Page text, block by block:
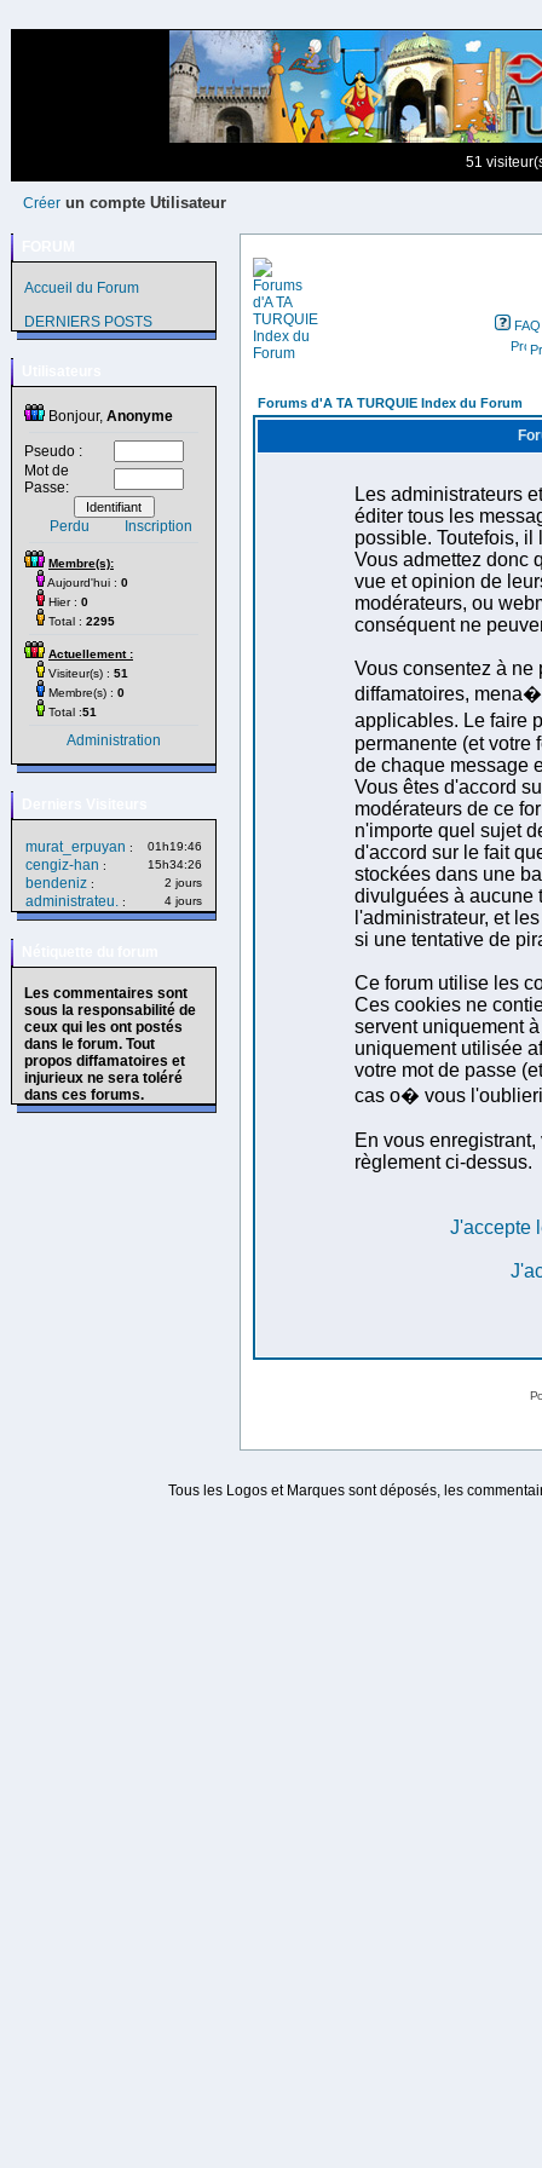
51
Créer un compte Utilisateur
Accueil du Forum
DERNIERS POSTS
Bonjour, Anonyme
Pseudo :
Mot de
Passe:
Perdu Inscription
Membre(s):
Aujourd'hui : 0
Hier : 0
Total : 2295
Actuellement :
Visiteur(s) : 51
Membre(s) : 0
Total :51
Administration
murat_erpuyan : 01h19:46
cengiz-han : 15h34:26
bendeniz : 2 jours
administrateu. : 4 jours
Les commentaires sont
sous la responsabilité de
ceux qui les ont postés
dans le forum. Tout
propos diffamatoires et
injurieux ne sera toléré
dans ces forums.
FAQ
Forums d'A TA TURQUIE Index du Forum
Les administrateurs
éditer tous les
possible. Toutefois,
Vous admettez donc
vue et opinion de
modérateurs, ou
conséquent ne
Vous consentez à ne
diffamatoires,
applicables. Le faire
permanente (et votre
de chaque message
Vous êtes d'accord
modérateurs de ce
n'importe quel sujet
d'accord sur le fait
stockées dans une
divulguées à aucune
l'administrateur, et
si une tentative de
Ce forum utilise les
Ces cookies ne
servent uniquement
uniquement utilisée
votre mot de passe
cas o� vous
En vous
règlement ci-dessus.
J'accepte
Tous les Logos et Marques sont déposés, les